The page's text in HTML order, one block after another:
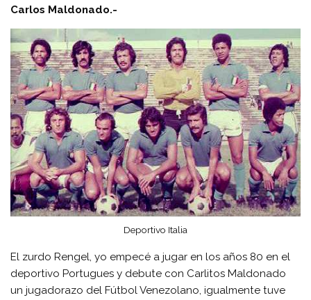
Carlos Maldonado.-
Deportivo Italia
El zurdo Rengel, yo empecé a jugar en los años 80 en el
deportivo Portugues y debute con Carlitos Maldonado
un jugadorazo del Fútbol Venezolano, igualmente tuve